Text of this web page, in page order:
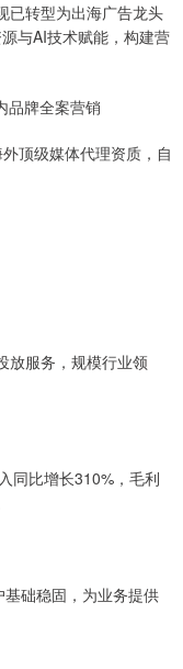
已转型为出海广告龙头
与AI技术赋能，构建营
品牌全案营销
顶级媒体代理资质，自
放服务，规模行业领
同比增长310%，毛利
础稳固，为业务提供